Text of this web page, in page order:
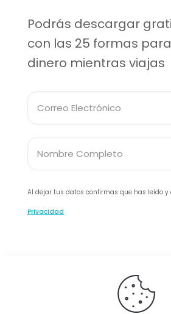
Podrás descargar
con las 25 formas
dinero mientras viajas
Al dejar tus datos confirmas que has leído y
Privacidad